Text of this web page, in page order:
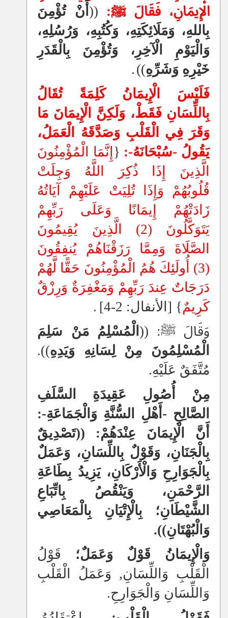
الْإِيمَانِ، فَقَالَ ﷺ:
(( أَنْ تُؤْمِنَ
بِاللهِ، وَمَلَائِكَتِهِ، وَكُتُبِهِ، وَرُسُلِهِ،
وَالْيَوْمِ الْآخِرِ، وَتُؤْمِنَ بِالْقَدَرِ
خَيْرِهِ وَشَرِّهِ))
.
فَلَيْسَ الْإِيمَانُ كَلِمَةً تُقَالُ
بِاللِّسَانِ فَقَطْ، وَلَكِنَّ الْإِيمَانَ مَا
وَقَرَ فِي الْقَلْبِ وَصَدَّقَهُ الْعَمَلُ،
يَقُولُ -سُبْحَانَهُ-: { إِنَّمَا الْمُؤْمِنُونَ
الَّذِينَ إِذَا ذُكِرَ اللَّهُ وَجِلَتْ
قُلُوبُهُمْ وَإِذَا تُلِيَتْ عَلَيْهِمْ آيَاتُهُ
زَادَتْهُمْ إِيمَانًا وَعَلَى رَبِّهِمْ
يَتَوَكَّلُونَ (2) الَّذِينَ يُقِيمُونَ
الصَّلَاةَ وَمِمَّا رَزَقْنَاهُمْ يُنفِقُونَ
(3) أُولَئِكَ هُمُ الْمُؤْمِنُونَ حَقًّا لَّهُمْ
دَرَجَاتٌ عِندَ رَبِّهِمْ وَمَغْفِرَةٌ وَرِزْقٌ
كَرِيمٌ} [الأنفال: 2-4]
.
وَقَالَ ﷺ: (( الْمُسْلِمُ مَنْ سَلِمَ
الْمُسْلِمُونَ مِنْ لِسَانِهِ وَيَدِهِ)).
مُتَّفَقٌ عَلَيْهِ.
مِنْ أُصُولِ عَقِيدَةِ السَّلَفِ
الصَّالِحِ -أَهْلِ السُّنَّةِ وَالْجَمَاعَةِ-:
أَنَّ الْإِيمَانَ عِنْدَهُمْ: ((تَصْدِيقٌ
بِالْجَنَانِ، وَقَوْلٌ بِاللِّسَانِ، وَعَمَلٌ
بِالْجَوَارِحِ وَالْأَرْكَانِ، يَزِيدُ بِطَاعَةِ
الرَّحْمَنِ، وَيَنْقُصُ بِاتِّبَاعِ
الشَّيْطَانِ؛ بِالْإِتْيَانِ بِالْمَعَاصِي
وَالْبُهْتَانِ)).
وَالْإِيمَانُ قَوْلٌ وَعَمَلٌ؛
قَوْلُ
الْقَلْبِ وَاللِّسَانِ, وَعَمَلُ الْقَلْبِ
وَاللِّسَانِ وَالْجَوَارِحِ.